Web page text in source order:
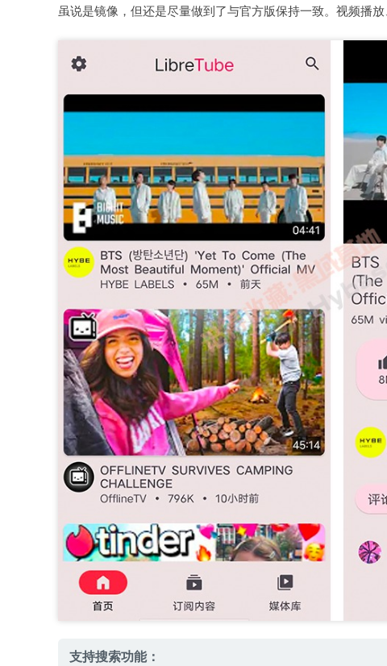
虽说是镜像，但还是尽量做到了与官方版保持一致。视频播
支持搜索功能：